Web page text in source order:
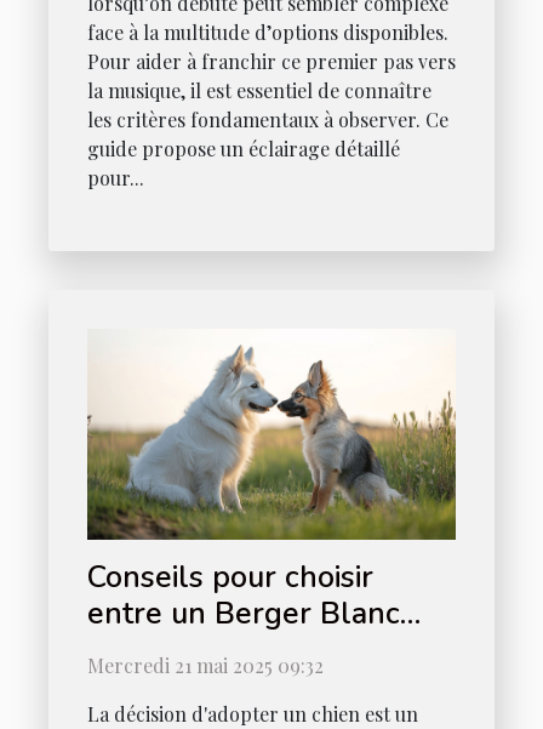
face à la multitude d’options disponibles.
Pour aider à franchir ce premier pas vers
la musique, il est essentiel de connaître
les critères fondamentaux à observer. Ce
guide propose un éclairage détaillé
pour...
Conseils pour choisir
entre un Berger Blanc
Suisse et un Berger
Américain Miniature
Mercredi 21 mai 2025 09:32
La décision d'adopter un chien est un